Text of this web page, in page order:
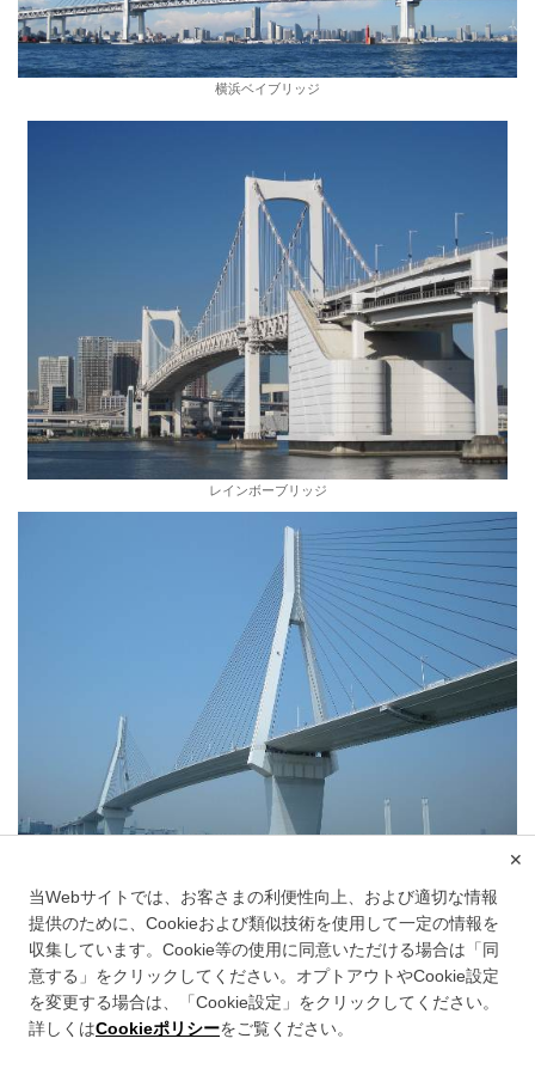
横浜ベイブリッジ
レインボーブリッジ
このサイトについて
情報セキュリティポリシー
個人情報のお取り扱いについて
当Webサイトでは、お客さまの利便性向上、および適切な情報
提供のために、Cookieおよび類似技術を使用して一定の情報を
収集しています。Cookie等の使用に同意いただける場合は「同
意する」をクリックしてください。オプトアウトやCookie設定
を変更する場合は、「Cookie設定」をクリックしてください。
詳しくはCookieポリシーをご覧ください。
✕